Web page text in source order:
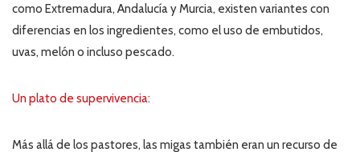
como Extremadura, Andalucía y Murcia, existen variantes con
diferencias en los ingredientes, como el uso de embutidos,
uvas, melón o incluso pescado.
Un plato de supervivencia:
Más allá de los pastores, las migas también eran un recurso de